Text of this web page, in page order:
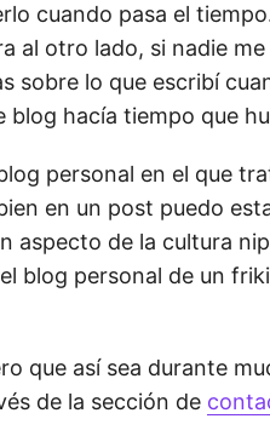
cuando pasa el
al otro lado, si nadie
sobre lo que escribí
blog hacía tiempo que
personal en el que
en un post puedo
aspecto de la cultura
blog personal de un
que así sea durante
de la sección de